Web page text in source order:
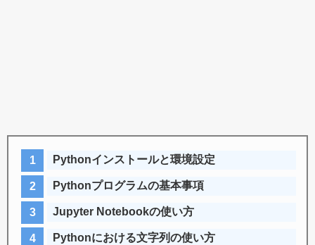
Pythonインストールと環境設定
Pythonプログラムの基本事項
Jupyter Notebookの使い方
Pythonにおける文字列の使い方